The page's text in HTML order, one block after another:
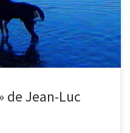
accidentada proyección.
de Jean-Luc